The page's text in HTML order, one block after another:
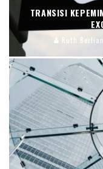
TRANSISI
Ruth